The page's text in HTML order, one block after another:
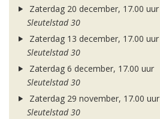
Zaterdag 20 december, 17.00 uur
Sleutelstad 30
Zaterdag 13 december, 17.00 uur
Sleutelstad 30
Zaterdag 6 december, 17.00 uur
Sleutelstad 30
Zaterdag 29 november, 17.00 uur
Sleutelstad 30